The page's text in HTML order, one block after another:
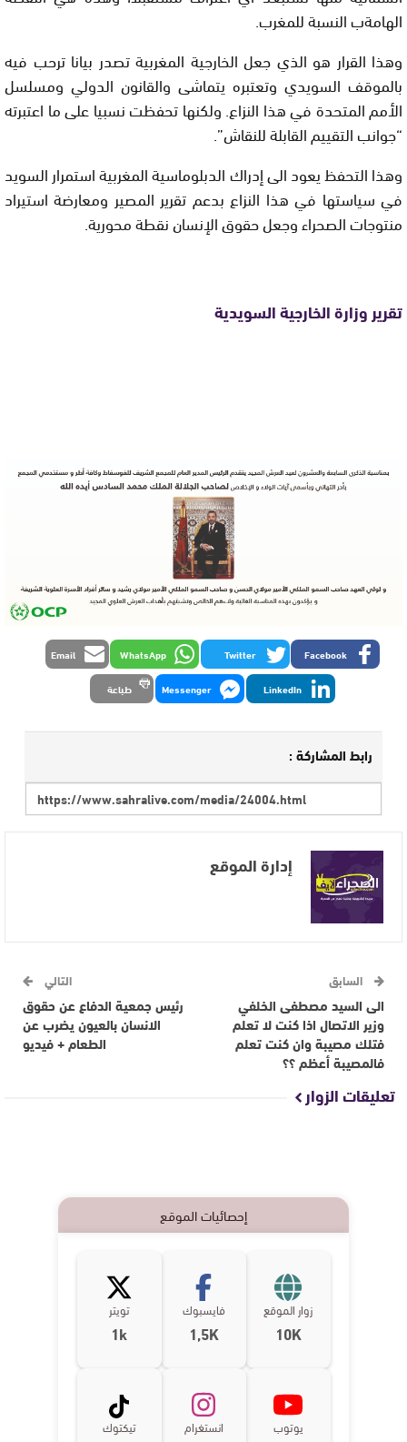
الهامةب النسبة للمغرب.
وهذا القرار هو الذي جعل الخارجية المغربية تصدر بيانا ترحب فيه
بالموقف السويدي وتعتبره يتماشى والقانون الدولي ومسلسل
الأمم المتحدة في هذا النزاع. ولكنها تحفظت نسبيا على ما اعتبرته
“جوانب التقييم القابلة للنقاش”.
وهذا التحفظ يعود الى إدراك الدبلوماسية المغربية استمرار السويد
في سياستها في هذا النزاع بدعم تقرير المصير ومعارضة استيراد
منتوجات الصحراء وجعل حقوق الإنسان نقطة محورية.
تقرير وزارة الخارجية السويدية
Facebook
Twitter
WhatsApp
Email
LinkedIn
Messenger طباعة
رابط المشاركة :
إدارة الموقع
السابق
الى السيد مصطفى الخلفي
وزير الاتصال اذا كنت لا تعلم
فتلك مصيبة وان كنت تعلم
فالمصيبة أعظم ؟؟
التالي
رئيس جمعية الدفاع عن حقوق
الانسان بالعيون يضرب عن
الطعام + فيديو
تعليقات الزوار
إحصائيات الموقع
زوار الموقع
10K
فايسبوك
1,5K
تويتر
1k
يوتوب انستغرام تيكتوك